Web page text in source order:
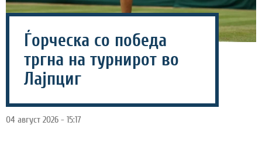
Ѓорческа со победа
тргна на турнирот во
Лајпциг
04 август 2026 - 15:17